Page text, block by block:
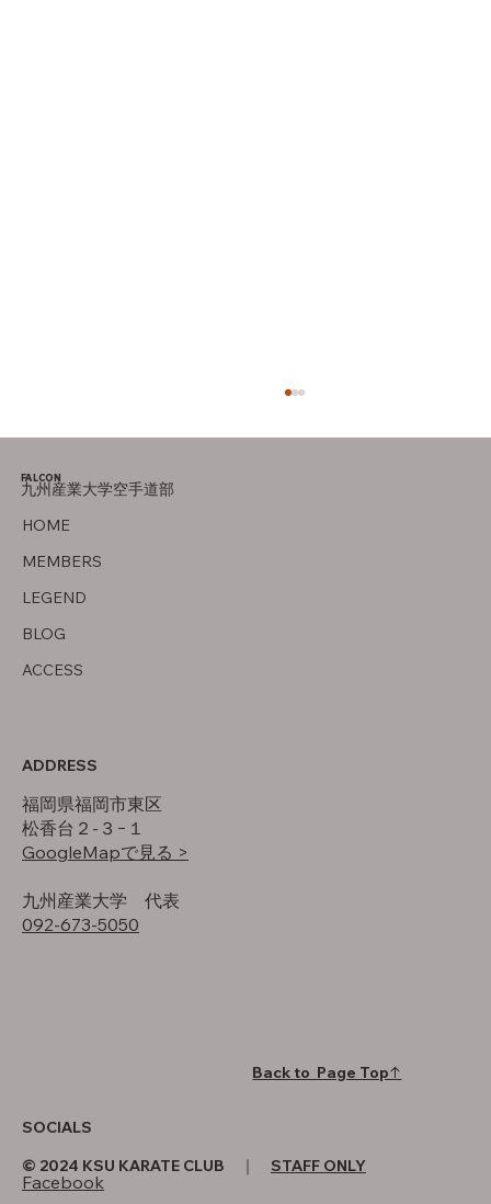
HOME
MEMBERS
LEGEND
BLOG
ACCESS
FALCON
九州産業大学空手道部
ADDRESS
福岡県福岡市東区
松香台２-３−１
GoogleMapで見る >
​九州産業大学 代表
092-673-5050
SOCIALS
Facebook
Back to Page Top↑
© 2024 KSU KARATE CLUB ｜ STAFF ONLY